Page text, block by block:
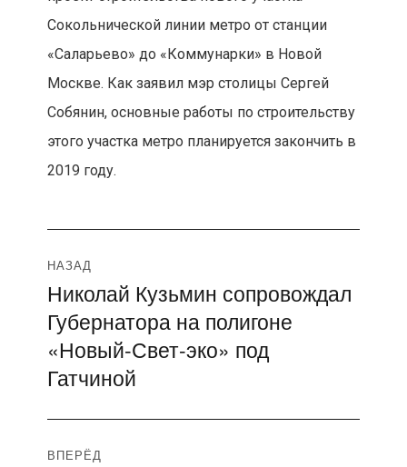
Сокольнической линии метро от станции
«Саларьево» до «Коммунарки» в Новой
Москве. Как заявил мэр столицы Сергей
Собянин, основные работы по строительству
этого участка метро планируется закончить в
2019 году.
Навигация
по
записям
НАЗАД
Предыдущая
запись:
Николай Кузьмин сопровождал
Губернатора на полигоне
«Новый-Свет-эко» под
Гатчиной
ВПЕРЁД